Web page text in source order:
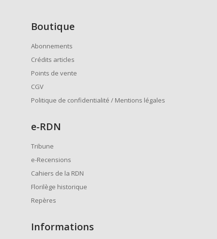
Boutique
Abonnements
Crédits articles
Points de vente
CGV
Politique de confidentialité / Mentions légales
e-RDN
Tribune
e-Recensions
Cahiers de la RDN
Florilège historique
Repères
Informations